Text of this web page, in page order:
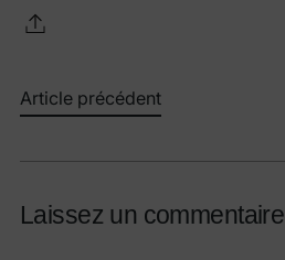
Article précédent
Laissez un commentaire